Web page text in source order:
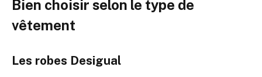
Bien choisir selon le type de
vêtement
Les robes Desigual